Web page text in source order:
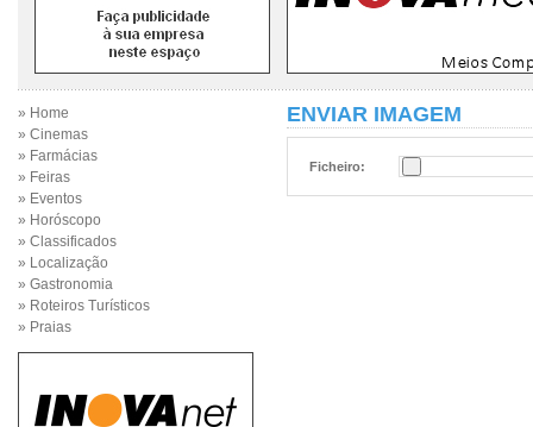
» Home
» Cinemas
» Farmácias
» Feiras
» Eventos
» Horóscopo
» Classificados
» Localização
» Gastronomia
» Roteiros Turísticos
» Praias
ENVIAR IMAGEM
Ficheiro: